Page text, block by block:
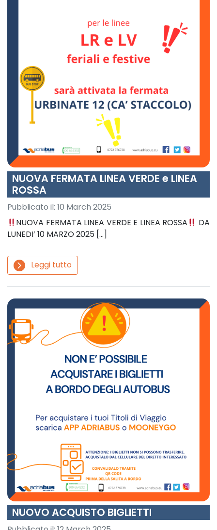
NUOVA FERMATA LINEA VERDE e LINEA
ROSSA
Pubblicato il: 10 March 2025
NUOVA FERMATA LINEA VERDE E LINEA ROSSA
DA
LUNEDI’ 10 MARZO 2025 […]
arrow_forward_ios Leggi tutto
NUOVO ACQUISTO BIGLIETTI